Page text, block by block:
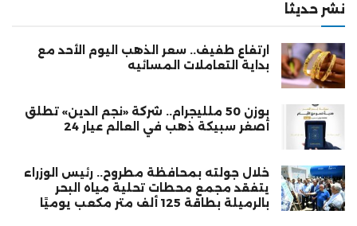
نشر حديثا
ارتفاع طفيف.. سعر الذهب اليوم الأحد مع
بداية التعاملات المسائيه
بوزن 50 ملليجرام.. شركة «نجم الدين» تطلق
أصغر سبيكة ذهب في العالم عيار 24
خلال جولته بمحافظة مطروح.. رئيس الوزراء
يتفقد مجمع محطات تحلية مياه البحر
بالرميلة بطاقة 125 ألف متر مكعب يوميًا